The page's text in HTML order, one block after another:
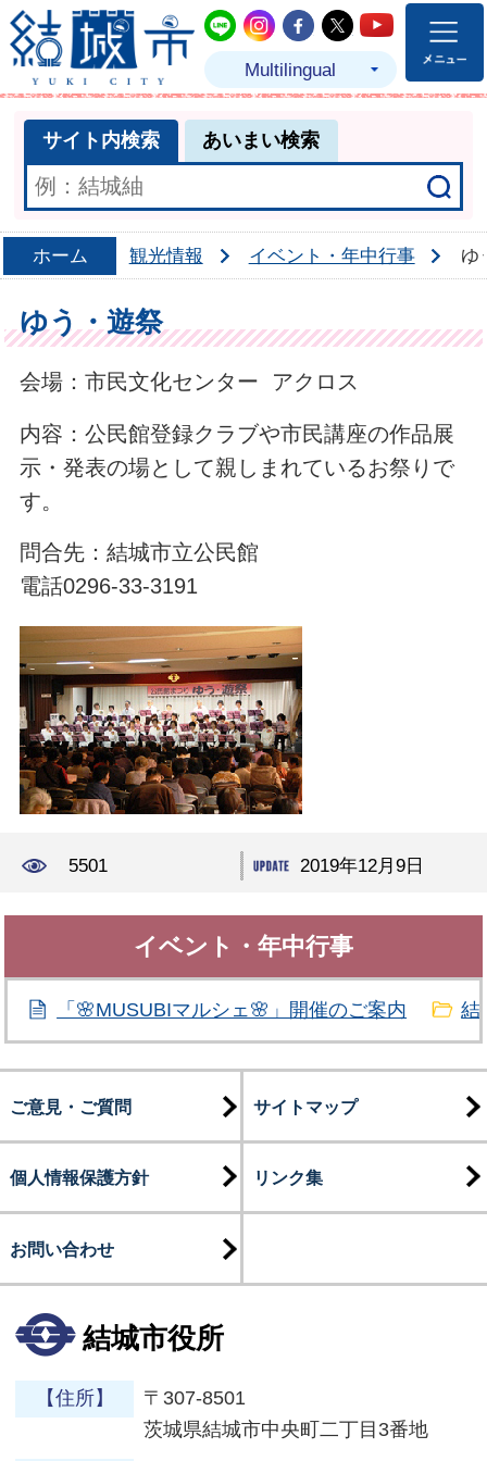
結城市公式LINE
結城市公式Instagram
結城市公式
結城市公式
結城市
Multilingual
サイト内検索 あいまい検索
ホーム 観光情報 イベント・年中行事 ゆ
ゆう・遊祭
会場：市民文化センター アクロス
内容：公民館登録クラブや市民講座の作品展
示・発表の場として親しまれているお祭りで
す。
問合先：結城市立公民館
電話0296-33-3191
5501 2019年12月9日
イベント・年中行事
「🌸MUSUBIマルシェ🌸」開催のご案内 結
ご意見・ご質問 サイトマップ
個人情報保護方針 リンク集
お問い合わせ
結城市役所
【住所】
〒307-8501
茨城県結城市中央町二丁目3番地